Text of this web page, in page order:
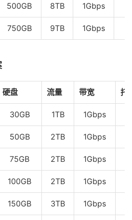
500GB 8TB 1Gbps
750GB 9TB 1Gbps
硬盘 流量 带宽 托
30GB 1TB 1Gbps
50GB 2TB 1Gbps
75GB 2TB 1Gbps
100GB 2TB 1Gbps
150GB 3TB 1Gbps